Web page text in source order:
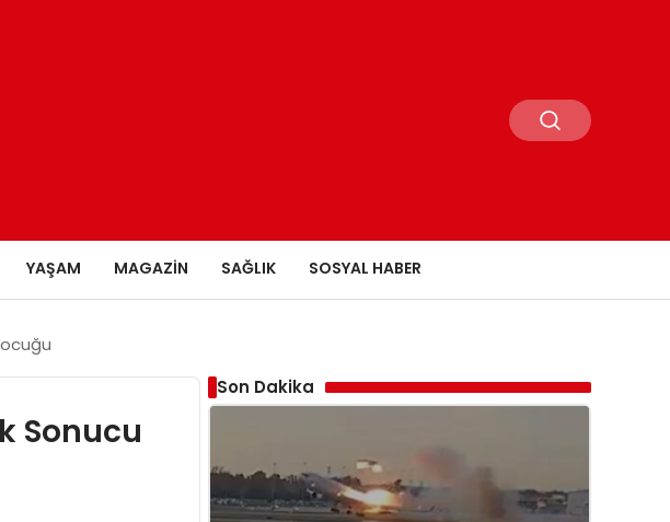
YAŞAM MAGAZIN SAĞLIK SOSYAL HABER
Sonucu
Son Dakika